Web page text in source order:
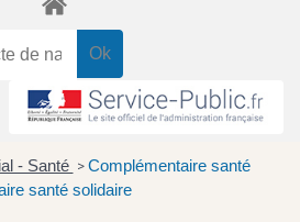
- Santé > Complémentaire santé
santé solidaire